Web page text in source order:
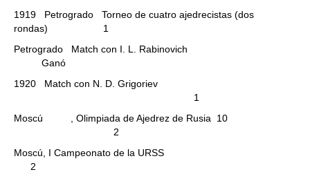
1919 Petrogrado Torneo de cuatro ajedrecistas (dos
rondas) 1
Petrogrado Match con I. L. Rabinovich
Ganó
1920 Match con N. D. Grigoriev
1
Moscú , Olimpiada de Ajedrez de Rusia 10
2
Moscú, I Campeonato de la URSS
2